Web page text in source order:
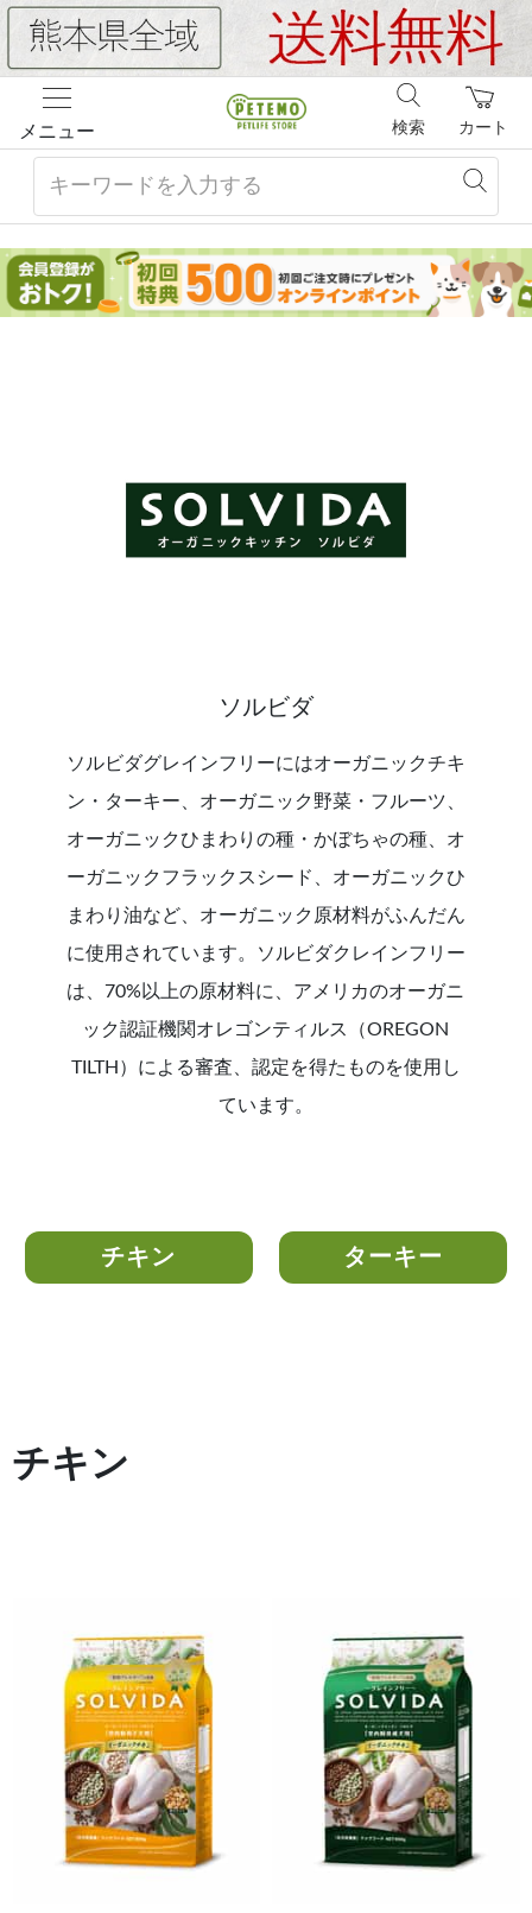
メニュー カート
検索
ソルビダ
ソルビダグレインフリーにはオーガニックチキ
ン・ターキー、オーガニック野菜・フルーツ、
オーガニックひまわりの種・かぼちゃの種、オ
ーガニックフラックスシード、オーガニックひ
まわり油など、オーガニック原材料がふんだん
に使用されています。ソルビダクレインフリー
は、70%以上の原材料に、アメリカのオーガニ
ック認証機関オレゴンティルス（OREGON
TILTH）による審査、認定を得たものを使用し
ています。
チキン ターキー
チキン